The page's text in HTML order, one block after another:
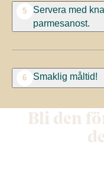
5
Servera med
parmesanost.
6 Smaklig måltid!
Bli den